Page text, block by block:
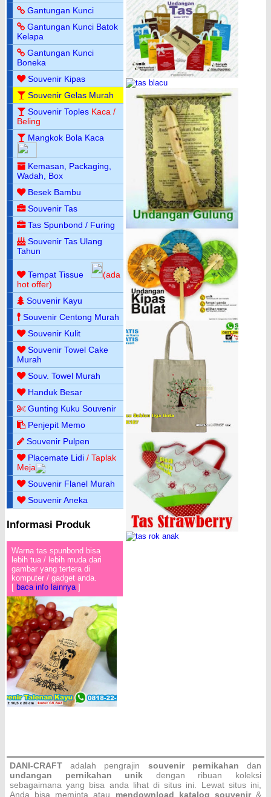
Gantungan Kunci
Gantungan Kunci Batok
Kelapa
Gantungan Kunci
Boneka
Souvenir Kipas
Souvenir Gelas Murah
Souvenir Toples Kaca /
Beling
Mangkok Bola Kaca
Kemasan, Packaging,
Wadah, Box
Besek Bambu
Souvenir Tas
Tas Spunbond / Furing
Souvenir Tas Ulang
Tahun
Tempat Tissue
(ada
hot offer)
Souvenir Kayu
Souvenir Centong Murah
Souvenir Kulit
Souvenir Towel Cake
Murah
Souv. Towel Murah
Handuk Besar
Gunting Kuku Souvenir
Penjepit Memo
Souvenir Pulpen
Placemate Lidi / Taplak
Meja
Souvenir Flanel Murah
Souvenir Aneka
Informasi Produk
Warna tas spunbond bisa
lebih tua / lebih muda dari
gambar yang tertera di
komputer / gadget anda.
[ baca info lainnya ]
DANI-CRAFTadalah pengrajin souvenir pernikahandan
undangan pernikahan unik dengan ribuan koleksi
sebagaimana yang bisa anda lihat di situs ini. Lewat situs ini,
Anda bisa meminta atau mendownload katalog souvenir&